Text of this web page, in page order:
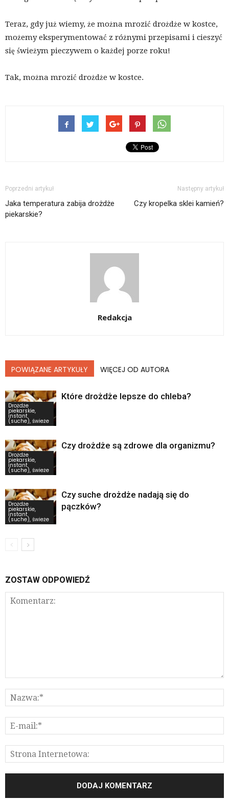
Teraz, gdy już wiemy, że można mrozić drożdże w kostce,
możemy eksperymentować z różnymi przepisami i cieszyć
się świeżym pieczywem o każdej porze roku!
Tak, można mrozić drożdże w kostce.
Poprzedni artykuł
Jaka temperatura zabija drożdże
piekarskie?
Następny artykuł
Czy kropelka sklei kamień?
Redakcja
POWIĄZANE ARTYKUŁY WIĘCEJ OD AUTORA
Drożdże
piekarskie,
instant
(suche), świeże
Które drożdże lepsze do chleba?
Drożdże
piekarskie,
instant
(suche), świeże
Czy drożdże są zdrowe dla organizmu?
Drożdże
piekarskie,
instant
(suche), świeże
Czy suche drożdże nadają się do
pączków?
ZOSTAW ODPOWIEDŹ